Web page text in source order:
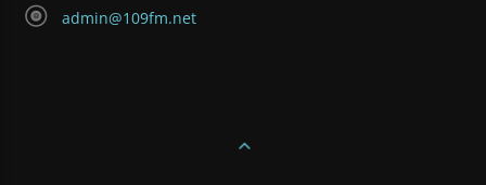
admin@109fm.net